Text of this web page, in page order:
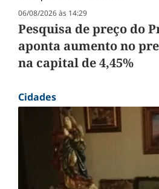
06/08/2026 às 14:29
Pesquisa de preço do
aponta aumento no
na capital de 4,45%
Cidades